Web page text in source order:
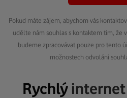
Pokud máte zájem, abychom vás
udělte nám souhlas s kontaktem tím, že
budeme zpracovávat pouze pro tento
možnostech odvolání
Rychlýinternet